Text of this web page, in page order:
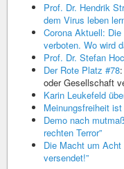
Prof. Dr. Hendrik
dem Virus leben
Corona Aktuell:
verboten. Wo wird
Prof. Dr. Stefan
Der Rote Platz #78
oder Gesellschaft
Karin Leukefeld
Meinungsfreiheit
Demo nach
rechten Terror”
Die Macht um Acht
versendet!”